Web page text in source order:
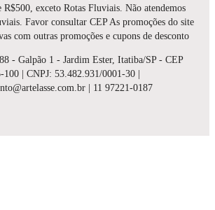
R$500, exceto Rotas Fluviais. Não atendemos
Favor consultar CEP As promoções do site
com outras promoções e cupons de desconto
- Galpão 1 - Jardim Ester, Itatiba/SP - CEP
100 | CNPJ: 53.482.931/0001-30 |
| 11 97221-0187